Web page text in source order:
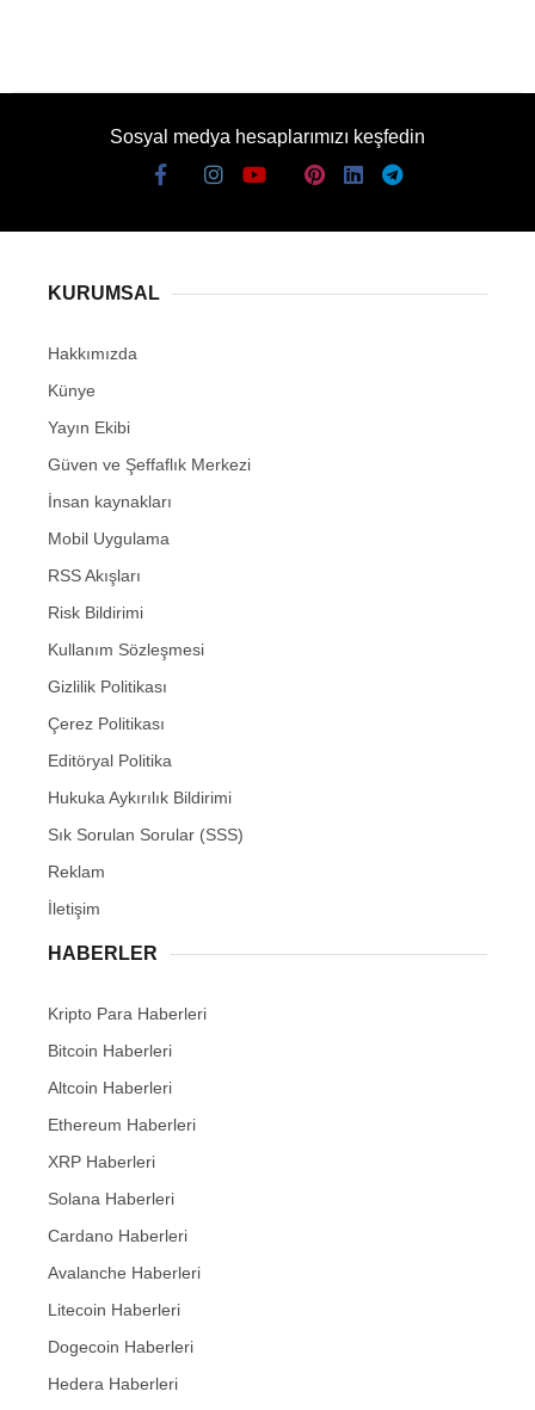
Sosyal medya hesaplarımızı keşfedin
KURUMSAL
Hakkımızda
Künye
Yayın Ekibi
Güven ve Şeffaflık Merkezi
İnsan kaynakları
Mobil Uygulama
RSS Akışları
Risk Bildirimi
Kullanım Sözleşmesi
Gizlilik Politikası
Çerez Politikası
Editöryal Politika
Hukuka Aykırılık Bildirimi
Sık Sorulan Sorular (SSS)
Reklam
İletişim
HABERLER
Kripto Para Haberleri
Bitcoin Haberleri
Altcoin Haberleri
Ethereum Haberleri
XRP Haberleri
Solana Haberleri
Cardano Haberleri
Avalanche Haberleri
Litecoin Haberleri
Dogecoin Haberleri
Hedera Haberleri